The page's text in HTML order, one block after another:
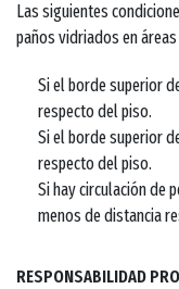
Las siguientes
paños vidriados en
Si el borde superior
respecto del piso.
Si el borde superior
respecto del piso.
Si hay circulación de
menos de distancia
RESPONSABILIDAD